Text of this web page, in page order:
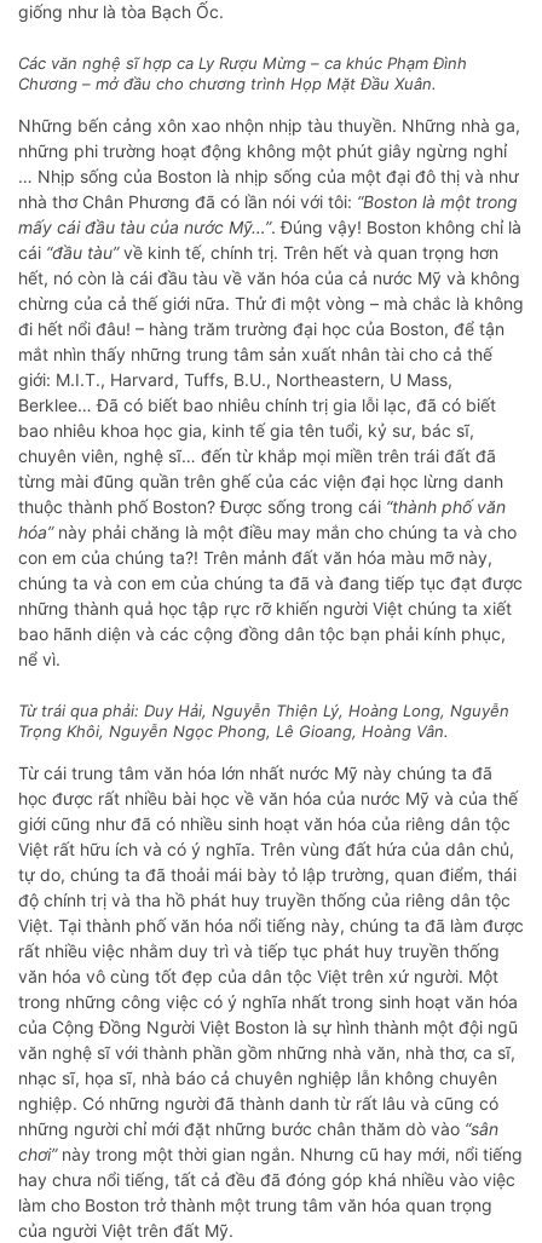
giống như là tòa Bạch Ốc.
Các văn nghệ sĩ hợp ca Ly Rượu Mừng – ca khúc Phạm Đình
Chương – mở đầu cho chương trình Họp Mặt Đầu Xuân.
Những bến cảng xôn xao nhộn nhịp tàu thuyền. Những nhà ga,
những phi trường hoạt động không một phút giây ngừng nghỉ
… Nhịp sống của Boston là nhịp sống của một đại đô thị và như
nhà thơ Chân Phương đã có lần nói với tôi: “Boston là một trong
mấy cái đầu tàu của nước Mỹ…”. Đúng vậy! Boston không chỉ là
cái “đầu tàu”về kinh tế, chính trị. Trên hết và quan trọng hơn
hết, nó còn là cái đầu tàu về văn hóa của cả nước Mỹ và không
chừng của cả thế giới nữa. Thử đi một vòng – mà chắc là không
đi hết nổi đâu! – hàng trăm trường đại học của Boston, để tận
mắt nhìn thấy những trung tâm sản xuất nhân tài cho cả thế
giới: M.I.T., Harvard, Tuffs, B.U., Northeastern, U Mass,
Berklee… Đã có biết bao nhiêu chính trị gia lỗi lạc, đã có biết
bao nhiêu khoa học gia, kinh tế gia tên tuổi, kỷ sư, bác sĩ,
chuyên viên, nghệ sĩ… đến từ khắp mọi miền trên trái đất đã
từng mài đũng quần trên ghế của các viện đại học lừng danh
thuộc thành phố Boston? Được sống trong cái “thành phố văn
hóa”này phải chăng là một điều may mắn cho chúng ta và cho
con em của chúng ta?! Trên mảnh đất văn hóa màu mỡ này,
chúng ta và con em của chúng ta đã và đang tiếp tục đạt được
những thành quả học tập rực rỡ khiến người Việt chúng ta xiết
bao hãnh diện và các cộng đồng dân tộc bạn phải kính phục,
nể vì.
Từ trái qua phải: Duy Hải, Nguyễn Thiện Lý, Hoàng Long, Nguyễn
Trọng Khôi, Nguyễn Ngọc Phong, Lê Gioang, Hoàng Vân.
Từ cái trung tâm văn hóa lớn nhất nước Mỹ này chúng ta đã
học được rất nhiều bài học về văn hóa của nước Mỹ và của thế
giới cũng như đã có nhiều sinh hoạt văn hóa của riêng dân tộc
Việt rất hữu ích và có ý nghĩa. Trên vùng đất hứa của dân chủ,
tự do, chúng ta đã thoải mái bày tỏ lập trường, quan điểm, thái
độ chính trị và tha hồ phát huy truyền thống của riêng dân tộc
Việt. Tại thành phố văn hóa nổi tiếng này, chúng ta đã làm được
rất nhiều việc nhằm duy trì và tiếp tục phát huy truyền thống
văn hóa vô cùng tốt đẹp của dân tộc Việt trên xứ người. Một
trong những công việc có ý nghĩa nhất trong sinh hoạt văn hóa
của Cộng Đồng Người Việt Boston là sự hình thành một đội ngũ
văn nghệ sĩ với thành phần gồm những nhà văn, nhà thơ, ca sĩ,
nhạc sĩ, họa sĩ, nhà báo cả chuyên nghiệp lẫn không chuyên
nghiệp. Có những người đã thành danh từ rất lâu và cũng có
những người chỉ mới đặt những bước chân thăm dò vào “sân
chơi”này trong một thời gian ngắn. Nhưng cũ hay mới, nổi tiếng
hay chưa nổi tiếng, tất cả đều đã đóng góp khá nhiều vào việc
làm cho Boston trở thành một trung tâm văn hóa quan trọng
của người Việt trên đất Mỹ.